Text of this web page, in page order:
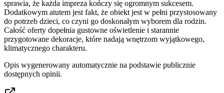
sprawia, że każda impreza kończy się ogromnym sukcesem.
Dodatkowym atutem jest fakt, że obiekt jest w pełni przystosowany
do potrzeb dzieci, co czyni go doskonałym wyborem dla rodzin.
Całość oferty dopełnia gustowne oświetlenie i starannie
przygotowane dekoracje, które nadają wnętrzom wyjątkowego,
klimatycznego charakteru.
Opis wygenerowany automatycznie na podstawie publicznie
dostępnych opinii.